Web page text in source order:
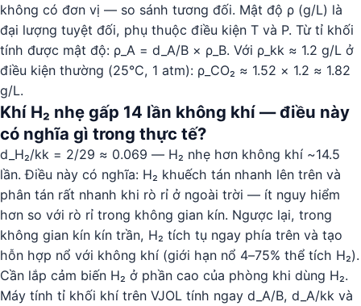
không có đơn vị — so sánh tương đối. Mật độ ρ (g/L) là
đại lượng tuyệt đối, phụ thuộc điều kiện T và P. Từ tỉ khối
tính được mật độ: ρ_A = d_A/B × ρ_B. Với ρ_kk ≈ 1.2 g/L ở
điều kiện thường (25°C, 1 atm): ρ_CO₂ ≈ 1.52 × 1.2 ≈ 1.82
g/L.
Khí H₂ nhẹ gấp 14 lần không khí — điều này
có nghĩa gì trong thực tế?
d_H₂/kk = 2/29 ≈ 0.069 — H₂ nhẹ hơn không khí ~14.5
lần. Điều này có nghĩa: H₂ khuếch tán nhanh lên trên và
phân tán rất nhanh khi rò rỉ ở ngoài trời — ít nguy hiểm
hơn so với rò rỉ trong không gian kín. Ngược lại, trong
không gian kín kín trần, H₂ tích tụ ngay phía trên và tạo
hỗn hợp nổ với không khí (giới hạn nổ 4–75% thể tích H₂).
Cần lắp cảm biến H₂ ở phần cao của phòng khi dùng H₂.
Máy tính tỉ khối khí trên VJOL tính ngay d_A/B, d_A/kk và